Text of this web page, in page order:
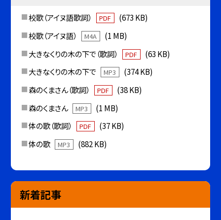
校歌（アイヌ語歌詞） PDF
(673 KB)
校歌（アイヌ語）
M4A
(1 MB)
大きなくりの木の下で（歌詞）
PDF
(63 KB)
大きなくりの木の下で
MP3
(374 KB)
森のくまさん（歌詞）
PDF
(38 KB)
森のくまさん
MP3
(1 MB)
体の歌（歌詞）
PDF
(37 KB)
体の歌
MP3 (882 KB)
新着記事